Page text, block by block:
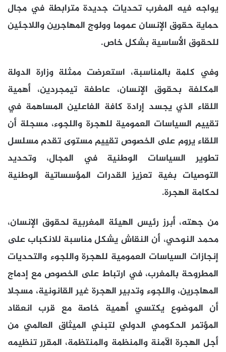
يواجه فيه المغرب تحديات جديدة مترابطة في مجال
حماية حقوق الإنسان عموما وولوج المهاجرين واللاجئين
للحقوق الأساسية بشكل خاص.
وفي كلمة بالمناسبة، استعرضت ممثلة وزارة الدولة
المكلفة بحقوق الإنسان، عاطفة تيمجردين، أهمية
اللقاء الذي يجسد إرادة كافة الفاعلين المساهمة في
تقييم السياسات العمومية للهجرة واللجوء، مسجلة أن
اللقاء يروم على الخصوص تقييم مستوى تقدم مسلسل
تطوير السياسات الوطنية في المجال، وتحديد
التوصيات بغية تعزيز القدرات المؤسساتية الوطنية
لحكامة الهجرة.
من جهته، أبرز رئيس الهيئة المغربية لحقوق الإنسان،
محمد النوحي، أن النقاش يشكل مناسبة للانكباب على
إنجازات السياسات العمومية للهجرة واللجوء والتحديات
المطروحة بالمغرب، في ارتباط على الخصوص مع إدماج
المهاجرين، واللجوء وتدبير الهجرة غير القانونية، مسجلا
أن الموضوع يكتسي أهمية خاصة مع قرب انعقاد
المؤتمر الحكومي الدولي لتبني الميثاق العالمي من
أجل الهجرة الآمنة والمنظمة والمنتظمة، المقرر تنظيمه